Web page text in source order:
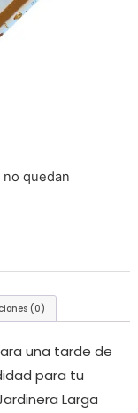
quedan
(0)
una tarde de
para tu
Larga